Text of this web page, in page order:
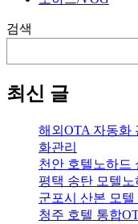
검색
최신 글
해외OTA 자동화
화관리
천안 호텔노하드
평택 송탄 모텔
군포시 산본 모
청주 호텔 통합